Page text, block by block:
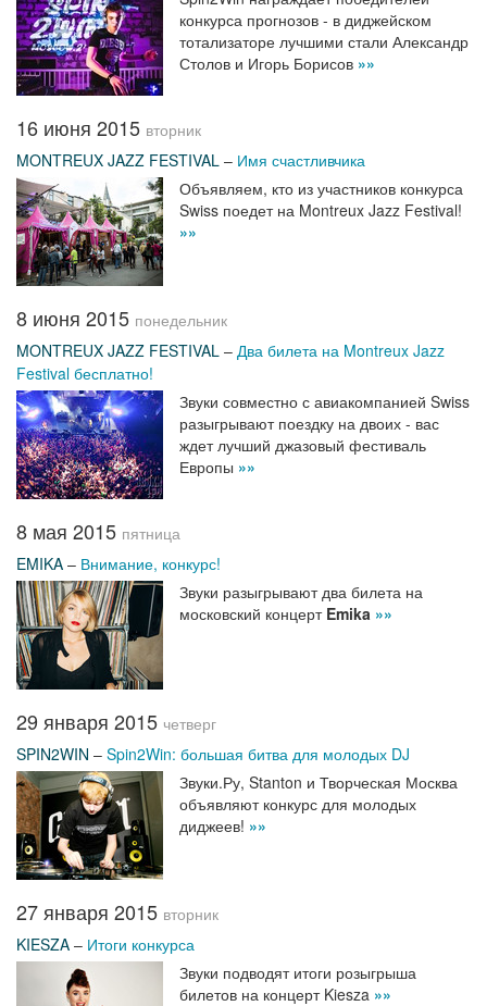
конкурса прогнозов - в диджейском
тотализаторе лучшими стали Александр
Столов и Игорь Борисов »»
16 июня 2015 вторник
MONTREUX JAZZ FESTIVAL – Имя счастливчика
Объявляем, кто из участников конкурса
Swiss поедет на Montreux Jazz Festival!
»»
8 июня 2015 понедельник
MONTREUX JAZZ FESTIVAL – Два билета на Montreux Jazz
Festival бесплатно!
Звуки совместно с авиакомпанией Swiss
разыгрывают поездку на двоих - вас
ждет лучший джазовый фестиваль
Европы »»
8 мая 2015 пятница
EMIKA – Внимание, конкурс!
Звуки разыгрывают два билета на
московский концерт Emika »»
29 января 2015 четверг
SPIN2WIN – Spin2Win: большая битва для молодых DJ
Звуки.Ру, Stanton и Творческая Москва
объявляют конкурс для молодых
диджеев! »»
27 января 2015 вторник
KIESZA – Итоги конкурса
Звуки подводят итоги розыгрыша
билетов на концерт Kiesza »»